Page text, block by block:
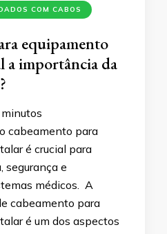
COM CABOS
equipamento
a importância da
minutos
cabeamento para
é crucial para
segurança e
médicos. A
cabeamento para
é um dos aspectos